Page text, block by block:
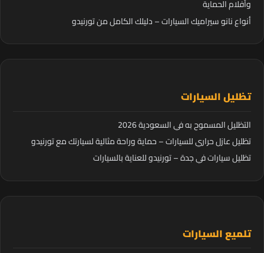
وأفلام الحماية
أنواع نانو سيراميك السيارات – دليلك الكامل من تورنيدو
تظليل السيارات
التظليل المسموح به في السعودية 2026
تظليل عازل حراري للسيارات – حماية وراحة مثالية لسيارتك مع تورنيدو
تظليل سيارات في جدة – تورنيدو للعناية بالسيارات
تلميع السيارات